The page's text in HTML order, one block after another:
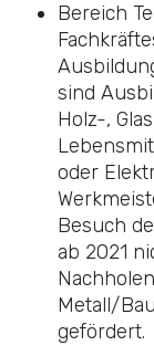
Bereich
sind
Holz-,
oder
Besuch
ab 2021
Metall/
gefördert.